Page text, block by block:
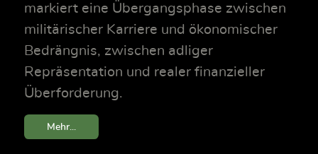
markiert eine Übergangsphase zwischen
militärischer Karriere und ökonomischer
Bedrängnis, zwischen adliger
Repräsentation und realer finanzieller
Überforderung.
Mehr...